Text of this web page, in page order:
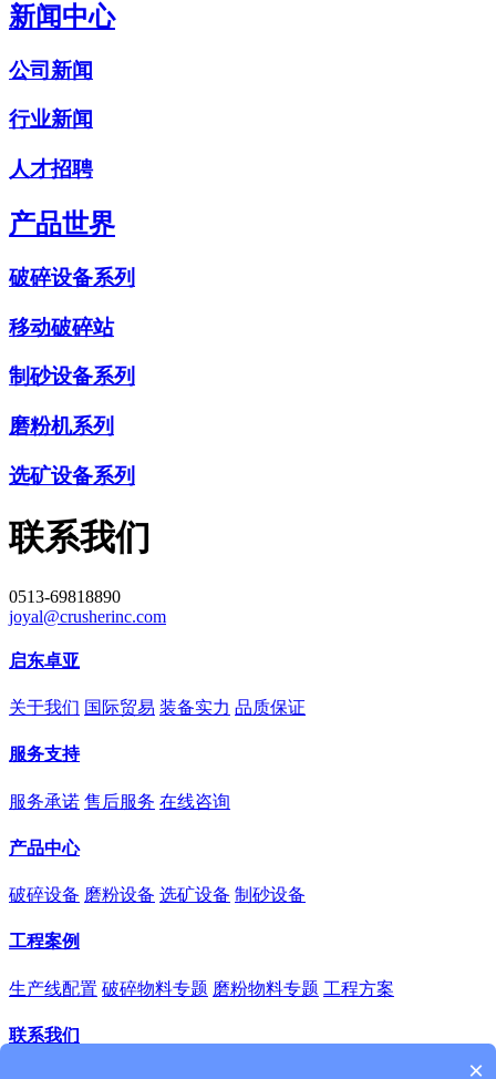
新闻中心
公司新闻
行业新闻
人才招聘
产品世界
破碎设备系列
移动破碎站
制砂设备系列
磨粉机系列
选矿设备系列
联系我们
0513-69818890
joyal@crusherinc.com
启东卓亚
关于我们 国际贸易 装备实力 品质保证
服务支持
服务承诺 售后服务 在线咨询
产品中心
破碎设备 磨粉设备 选矿设备 制砂设备
工程案例
生产线配置 破碎物料专题 磨粉物料专题 工程方案
联系我们
×